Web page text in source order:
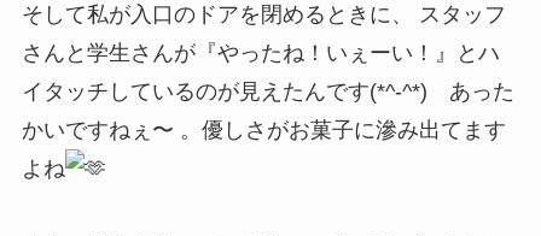
そして私が入口のドアを閉めるときに、 スタッフ
さんと学生さんが『やったね！いぇーい！』とハ
イタッチしているのが見えたんです(*^-^*) あった
かいですねぇ〜 。優しさがお菓子に滲み出てます
よね